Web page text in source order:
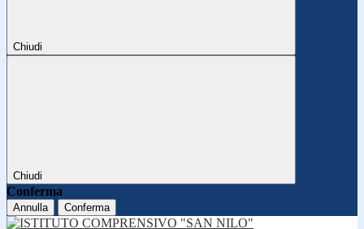
Chiudi
Chiudi
Conferma
Annulla Conferma